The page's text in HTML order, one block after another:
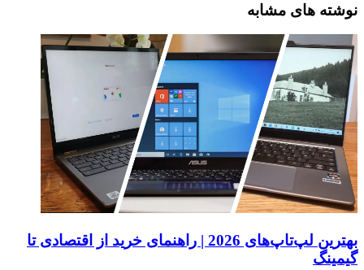
می‌خواهد
هنگام
استفاده
از
ChatGPT
یا
پِرپلکسیتی
(Perplexity)،
کوپایلوت
(Copilot)
را
امتحان
کنید.
با
پشتیبانی
اولیه
از
هسته
لینوکس
6.18
نوشته های مشابه
بهترین لپ‌تاپ‌های 2026 | راهنمای خرید از اقتصادی تا
گیمینگ